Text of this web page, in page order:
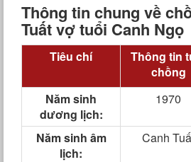
Thông tin chung về
Tuất vợ tuổi Canh Ngọ
Tiêu chí
Thông tin
chồng
Năm sinh
dương lịch:
1970
Năm sinh âm
lịch:
Canh